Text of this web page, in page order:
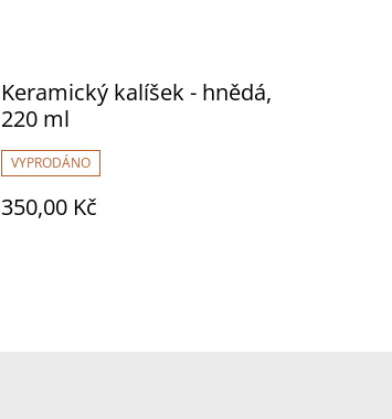
Keramický kalíšek - hnědá,
220 ml
VYPRODÁNO
350,00 Kč